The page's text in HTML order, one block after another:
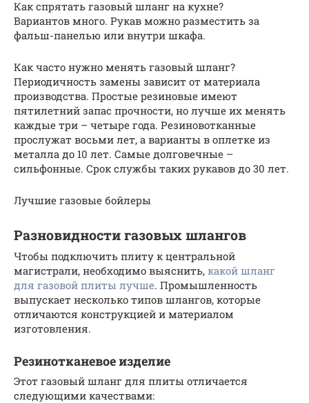
Как спрятать газовый шланг на кухне?
Вариантов много. Рукав можно разместить за
фальш-панелью или внутри шкафа.
Как часто нужно менять газовый шланг?
Периодичность замены зависит от материала
производства. Простые резиновые имеют
пятилетний запас прочности, но лучше их менять
каждые три – четыре года. Резиновотканные
прослужат восьми лет, а варианты в оплетке из
металла до 10 лет. Самые долговечные –
сильфонные. Срок службы таких рукавов до 30 лет.
Лучшие газовые бойлеры
Разновидности газовых шлангов
Чтобы подключить плиту к центральной
магистрали, необходимо выяснить, какой шланг
для газовой плиты лучше. Промышленность
выпускает несколько типов шлангов, которые
отличаются конструкцией и материалом
изготовления.
Резинотканевое изделие
Этот газовый шланг для плиты отличается
следующими качествами: